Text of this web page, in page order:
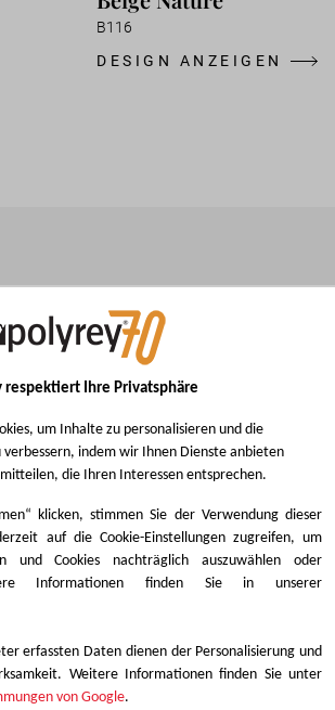
respektiert Ihre Privatsphäre
um Inhalte zu personalisieren und die
verbessern, indem wir Ihnen Dienste anbieten
die Ihren Interessen entsprechen.
klicken, stimmen Sie der Verwendung dieser
auf die Cookie-Einstellungen zugreifen, um
und Cookies nachträglich auszuwählen oder
Informationen finden Sie in unserer
erfassten Daten dienen der Personalisierung und
Weitere Informationen finden Sie unter
von Google.
B116
DESIGN ANZEIGEN
Schichtstoffprodukten erhältlich.
und erkunden Sie dann die einzelnen
Design für Ihr Projekt zu finden.